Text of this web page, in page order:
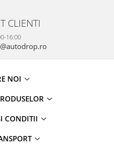
CLIENTI
16:00
NOI
CONDITII